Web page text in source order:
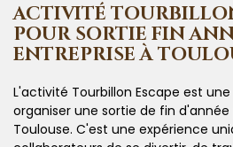
ACTIVITÉ
POUR SORTIE FIN
ENTREPRISE À
L'activité Tourbillon Escape est
organiser une sortie de fin
Toulouse. C'est une expérience